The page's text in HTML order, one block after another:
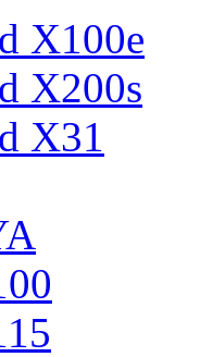
X100e
X200s
X31